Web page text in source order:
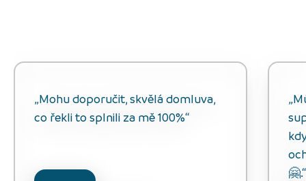
„Mohu doporučit, skvělá domluva,
co řekli to splnili za mě 100%“